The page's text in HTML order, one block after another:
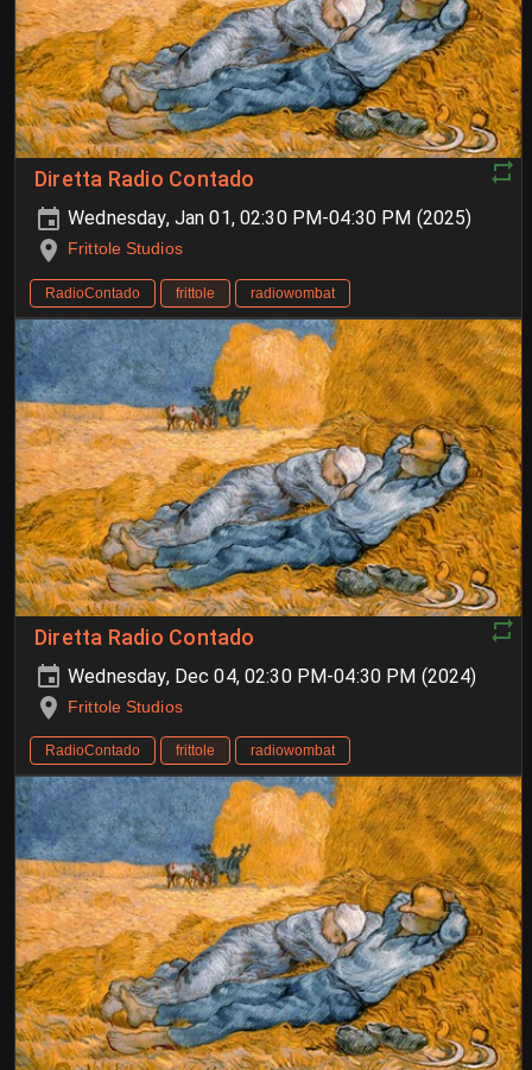
Diretta Radio Contado
Wednesday, Jan 01, 02:30 PM-04:30 PM (2025)
Frittole Studios
RadioContado frittole radiowombat
Diretta Radio Contado
Wednesday, Dec 04, 02:30 PM-04:30 PM (2024)
Frittole Studios
RadioContado frittole radiowombat